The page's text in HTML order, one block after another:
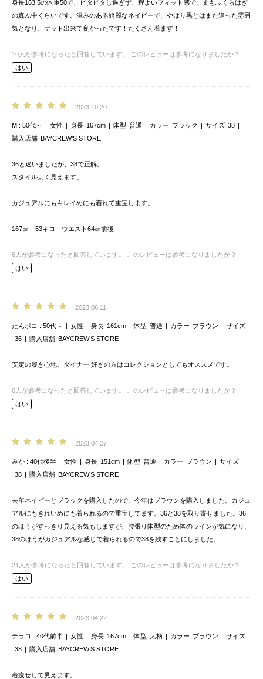
身長163.5の体重50で、ピタピタし過ぎず、程よいフィット感で、丈もふくらはぎ
の真ん中くらいです。深みのある綺麗なネイビーで、やはり黒とはまた違った雰囲
気となり、ゲット出来て良かったです！たくさん着ます！
10 人が参考になったと回答しています。
このレビューは参考になりましたか？
はい
2023.10.20
M 50代～ 女性 身長 167cm 体型 普通 カラー ブラック サイズ 38
購入店舗 BAYCREW’S STORE
36と迷いましたが、38で正解。
スタイルよく見えます。
カジュアルにもキレイめにも着れて重宝します。
167㎝ 53キロ ウエスト64㎝前後
6 人が参考になったと回答しています。
このレビューは参考になりましたか？
はい
2023.06.11
たんポコ 50代～ 女性 身長 161cm 体型 普通 カラー ブラウン
サイズ
36
購入店舗 BAYCREW’S STORE
安定の履き心地。ダイナー 好きの方はコレクションとしてもオススメです。
6 人が参考になったと回答しています。
このレビューは参考になりましたか？
はい
2023.04.27
みか 40代後半 女性 身長 151cm 体型 普通 カラー ブラウン
サイズ
38
購入店舗 BAYCREW’S STORE
去年ネイビーとブラックを購入したので、今年はブラウンを購入しました。カジュ
アルにもきれいめにも着られるので重宝してます。36と38を取り寄せました。36
のほうがすっきり見える気もしますが、腰張り体型のため体のラインが気になり、
38のほうがカジュアルな感じで着られるので38を残すことにしました。
21 人が参考になったと回答しています。
このレビューは参考になりましたか？
はい
2023.04.22
テラコ 40代前半 女性 身長 167cm 体型 大柄 カラー ブラウン
サイズ
38
購入店舗 BAYCREW’S STORE
着痩せして見えます。